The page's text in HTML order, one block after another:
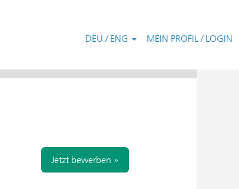
DEU / ENG MEIN PROFIL / LOGIN
Jetzt bewerben »